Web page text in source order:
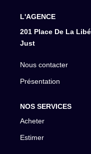
L'AGENCE
201 Place De La
Just
Nous contacter
Présentation
NOS SERVICES
Acheter
Estimer